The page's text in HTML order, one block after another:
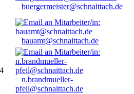
buergermeister@schnaittach.de
bauamt@schnaittach.de
n.brandmueller-
pfeil@schnaittach.de